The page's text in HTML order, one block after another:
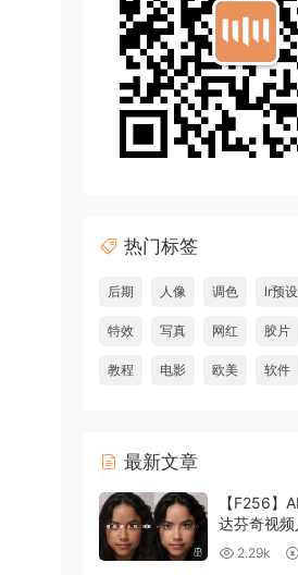
热门标签
后期 人像 调色 lr预设
特效 写真 网红 胶片
教程 电影 欧美 软件
最新文章
【F256】
达芬奇视频
美颜插件
V6.0.3 Win
2.29k